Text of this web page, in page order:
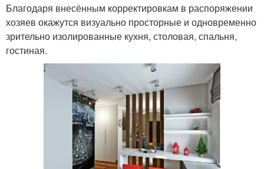
Благодаря внесённым корректировкам в распоряжении
хозяев окажутся визуально просторные и одновременно
зрительно изолированные кухня, столовая, спальня,
гостиная.